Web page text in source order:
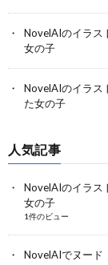
NovelAIのイラス
女の子
NovelAIのイラス
た女の子
人気記事
NovelAIのイラス
女の子
1件のビュー
NovelAIでヌード